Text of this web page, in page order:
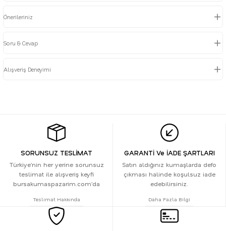
Önerileriniz
Soru & Cevap
Alışveriş Deneyimi
SORUNSUZ TESLİMAT
Türkiye’nin her yerine sorunsuz
teslimat ile alışveriş keyfi
bursakumaspazarim.com’da
Teslimat Hakkında
GARANTİ Ve İADE ŞARTLARI
Satın aldığınız kumaşlarda defo
çıkması halinde koşulsuz iade
edebilirsiniz.
Daha Fazla Bilgi